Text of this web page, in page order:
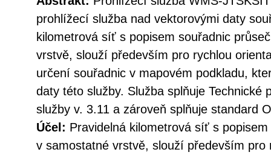
prohlížecí služba nad vektorovými daty
kilometrová síť s popisem souřadnic
vrstvě, slouží především pro rychlou
určení souřadnic v mapovém podkladu,
daty této služby. Služba splňuje Technické
služby v. 3.11 a zároveň splňuje standard
Účel: Pravidelná kilometrová síť s
v samostatné vrstvě, slouží především